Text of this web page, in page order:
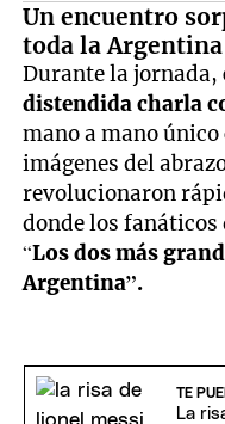
Un encuentro
toda la Argentina
Durante la jornada,
distendida charla
mano a mano
imágenes del
revolucionaron
donde los
“Los dos más
Argentina”.
TE
La